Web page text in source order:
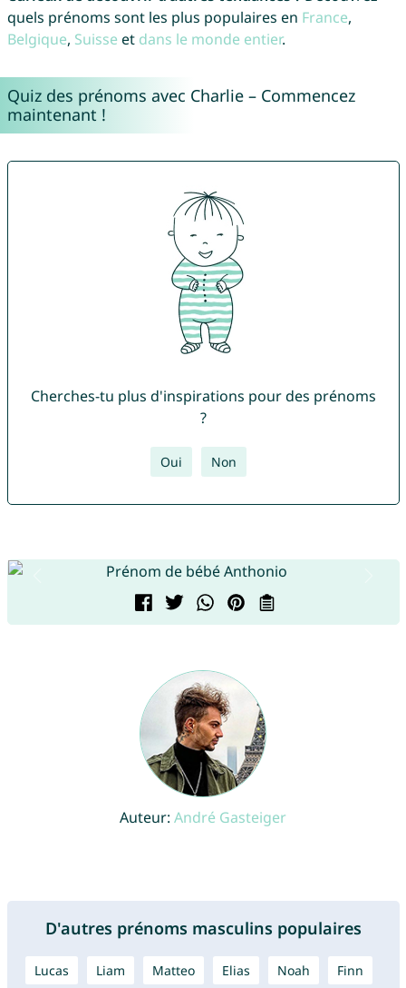
quels prénoms sont les plus populaires en France,
Belgique, Suisse et dans le monde entier.
Quiz des prénoms avec Charlie – Commencez
maintenant !
Cherches-tu plus d'inspirations pour des prénoms
?
Oui Non
Auteur: André Gasteiger
D'autres prénoms masculins populaires
Lucas Liam Matteo Elias Noah Finn